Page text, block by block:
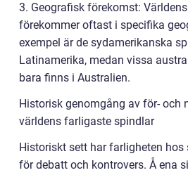
3. Geografisk förekomst:
förekommer oftast i specifika
exempel är de sydamerikanska
Latinamerika, medan vissa
bara finns i Australien.
Historisk genomgång av för- och
världens farligaste spindlar
Historiskt sett har farligheten hos
för debatt och kontrovers. Å ena